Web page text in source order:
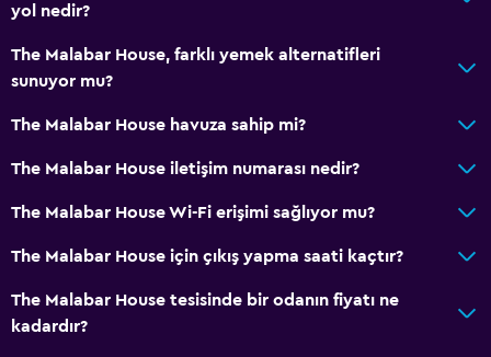
yol nedir?
The Malabar House, farklı yemek alternatifleri
sunuyor mu?
The Malabar House havuza sahip mi?
The Malabar House iletişim numarası nedir?
The Malabar House Wi-Fi erişimi sağlıyor mu?
The Malabar House için çıkış yapma saati kaçtır?
The Malabar House tesisinde bir odanın fiyatı ne
kadardır?